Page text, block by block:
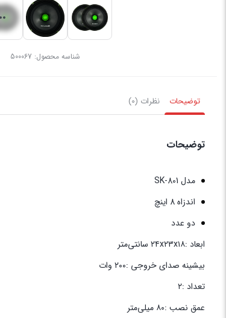
شناسه محصول: 500067
توضیحات نظرات (0)
توضیحات
مدل SK-801
اندزاه 8 اینچ
دو عدد
ابعاد :۲۴x۲۳x۱۸ سانتی‌متر
بیشینه صدای خروجی :۲۰۰ وات
تعداد :۲
عمق نصب :۸۰ میلی‌متر